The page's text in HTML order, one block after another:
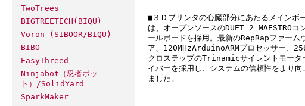
TwoTrees
BIGTREETECH(BIQU)
Voron (SIBOOR/BIQU)
BIBO
EasyThreed
Ninjabot（忍者ボッ
ト）/SolidYard
SparkMaker
■３Ｄプリンタの心臓部分にあたるメインボ
は、オープンソースのDUET 2 MAESTROコ
ールボードを採用。最新のRepRapファーム
ア、120MHzArduinoARMプロセッサー、
クロステップのTrinamicサイレントモータ
イバーを採用し、システムの信頼性をより向
ました。